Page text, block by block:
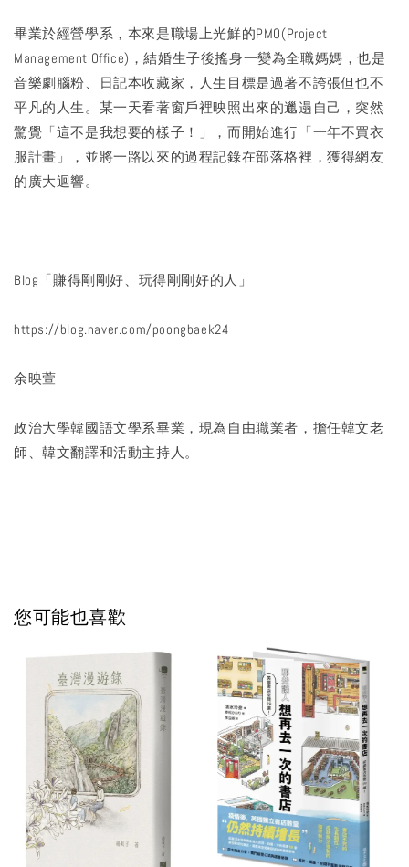
畢業於經營學系，本來是職場上光鮮的PMO(Project
Management Office)，結婚生子後搖身一變為全職媽媽，也是
音樂劇腦粉、日記本收藏家，人生目標是過著不誇張但也不
平凡的人生。某一天看著窗戶裡映照出來的邋遢自己，突然
驚覺「這不是我想要的樣子！」，而開始進行「一年不買衣
服計畫」，並將一路以來的過程記錄在部落格裡，獲得網友
的廣大迴響。
Blog「賺得剛剛好、玩得剛剛好的人」
https://blog.naver.com/poongbaek24
余映萱
政治大學韓國語文學系畢業，現為自由職業者，擔任韓文老
師、韓文翻譯和活動主持人。
您可能也喜歡